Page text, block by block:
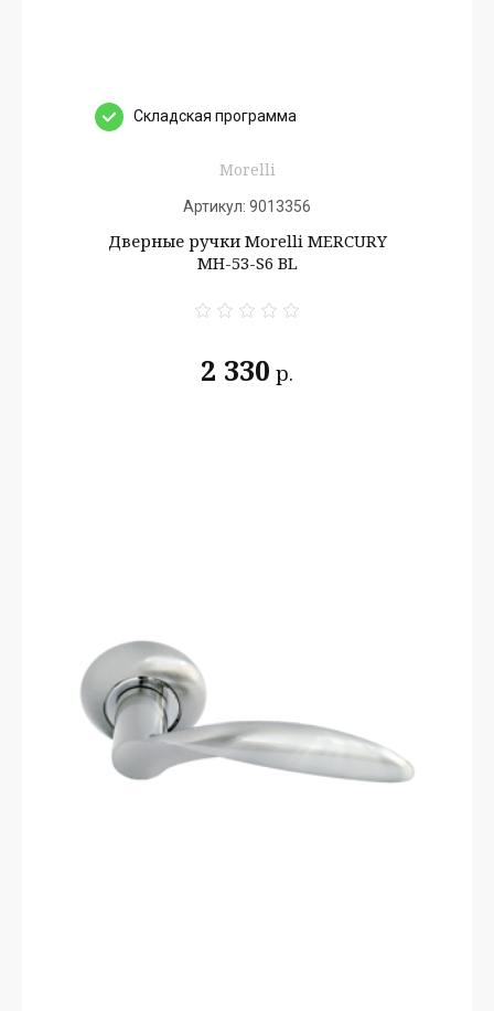
Cкладская программа
Morelli
Артикул: 9013356
Дверные ручки Morelli MERCURY
MH-53-S6 BL
2 330 р.